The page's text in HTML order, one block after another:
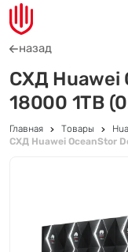
назад
СХД Huawei
18000 1TB
Главная Товары
СХД Huawei OceanStor